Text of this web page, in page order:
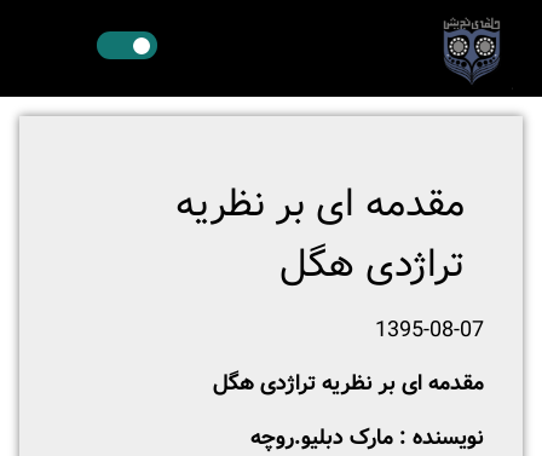
مقدمه ای بر نظریه
تراژدی هگل
1395-08-07
مقدمه ای بر نظریه تراژدی هگل
نویسنده : مارک دبلیو.روچه